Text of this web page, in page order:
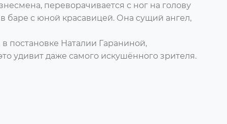
переворачивается с ног на голову
баре с юной красавицей. Она сущий ангел,
постановке Наталии Гараниной,
удивит даже самого искушённого зрителя.